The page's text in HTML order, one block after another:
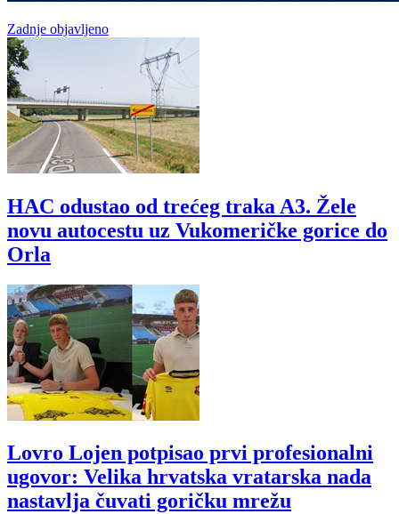
Zadnje objavljeno
HAC odustao od trećeg traka A3. Žele
novu autocestu uz Vukomeričke gorice do
Orla
Lovro Lojen potpisao prvi profesionalni
ugovor: Velika hrvatska vratarska nada
nastavlja čuvati goričku mrežu